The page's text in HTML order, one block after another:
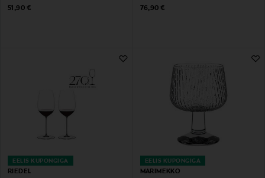
Original Price
51,90 €
Original Price
76,90 €
EELIS KUPONGIGA
RIEDEL
EELIS KUPONGIGA
MARIMEKKO